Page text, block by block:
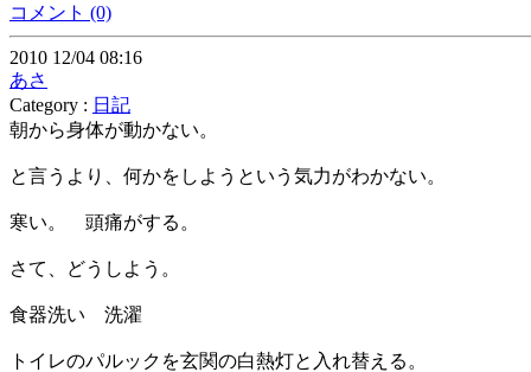
コメント (0)
2010 12/04 08:16
あさ
Category : 日記
朝から身体が動かない。
と言うより、何かをしようという気力がわかない。
寒い。 頭痛がする。
さて、どうしよう。
食器洗い 洗濯
トイレのパルックを玄関の白熱灯と入れ替える。